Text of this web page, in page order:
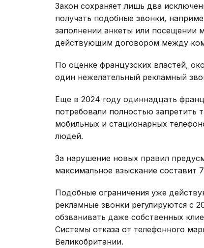
Закон сохраняет лишь два
получать подобные звонки,
заполнении анкеты или посещении
действующим договором между
По оценке французских властей,
один нежелательный рекламный
Еще в 2024 году одиннадцать
потребовали полностью запретить
мобильных и стационарных
людей.
За нарушение новых правил
максимальное взыскание составит
Подобные ограничения уже
рекламные звонки регулируются с
обзванивать даже собственных
Системы отказа от телефонного
Великобритании.